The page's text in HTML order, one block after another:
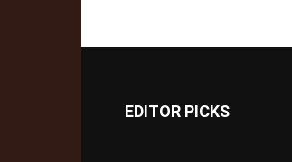
EDITOR PICKS